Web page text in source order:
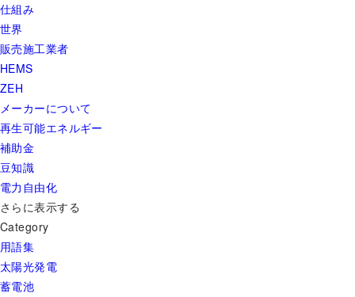
仕組み
世界
販売施工業者
HEMS
ZEH
メーカーについて
再生可能エネルギー
補助金
豆知識
電力自由化
さらに表示する
Category
用語集
太陽光発電
蓄電池